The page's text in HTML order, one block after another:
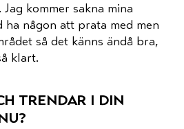
kommer sakna mina
någon att prata med men
så det känns ändå bra,
klart.
trendar i din